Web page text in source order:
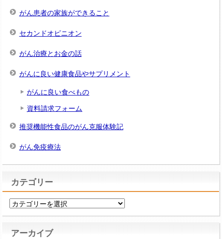
がん患者の家族ができること
セカンドオピニオン
がん治療とお金の話
がんに良い健康食品やサプリメント
がんに良い食べもの
資料請求フォーム
推奨機能性食品のがん克服体験記
がん免疫療法
カテゴリー
カ
ゴ
リアーカイブ